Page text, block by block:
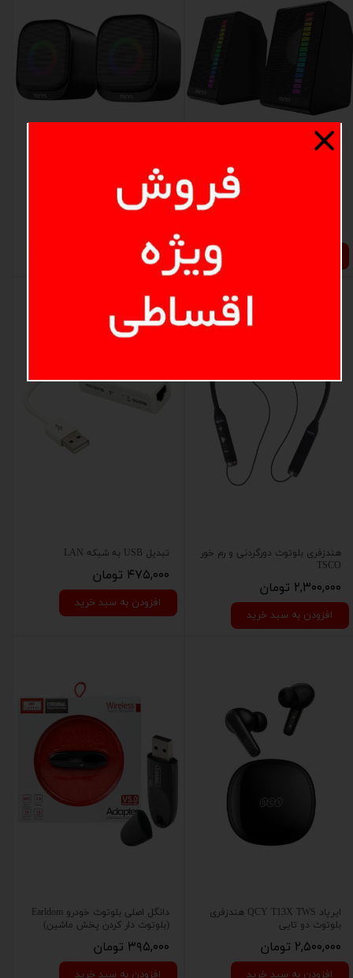
اسپیکر دسکتاپ تسکو TS2073
افزودن به سبد خرید
هندزفری بلوتوث دورگردنی و رم خور
TSCO
۲,۳۰۰,۰۰۰ تومان
افزودن به سبد خرید
تبدیل USB به شبکه LAN
۴۷۵,۰۰۰ تومان
افزودن به سبد خرید
تخفیف
ایرپاد QCY T13X TWS هندزفری
بلوتوث دو تایی
۲,۵۰۰,۰۰۰ تومان
افزودن به سبد خرید
دانگل اصلی بلوتوث خودرو Earldom
(بلوتوث دار کردن پخش ماشین)
۳۹۵,۰۰۰ تومان
افزودن به سبد خرید